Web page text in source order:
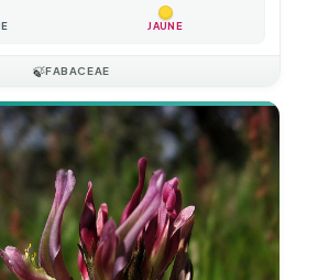
JAUNE
🍃FABACEAE